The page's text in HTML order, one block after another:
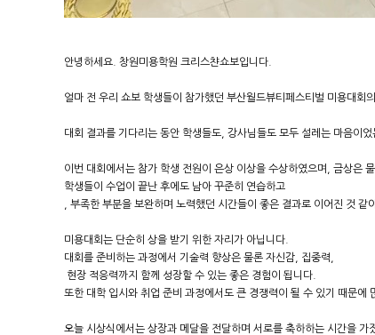
안녕하세요. 창원미용학원 크리스챤쇼보입니다.
얼마 전 우리 쇼보 학생들이 참가했던 부산월드뷰티페스티벌 미용대회
대회 결과를 기다리는 동안 학생들도, 강사님들도 모두 설레는 마음이
이번 대회에서는 참가 학생 전원이 은상 이상을 수상하였으며, 금상은
학생들이 수업이 끝난 후에도 남아 꾸준히 연습하고
, 부족한 부분을 보완하며 노력했던 시간들이 좋은 결과로 이어진 것 같
미용대회는 단순히 상을 받기 위한 자리가 아닙니다.
대회를 준비하는 과정에서 기술력 향상은 물론 자신감, 집중력,
현장 적응력까지 함께 성장할 수 있는 좋은 경험이 됩니다.
또한 대학 입시와 취업 준비 과정에서도 큰 경쟁력이 될 수 있기 때문에
오늘 시상식에서는 상장과 메달을 전달하며 서로를 축하하는 시간을 가